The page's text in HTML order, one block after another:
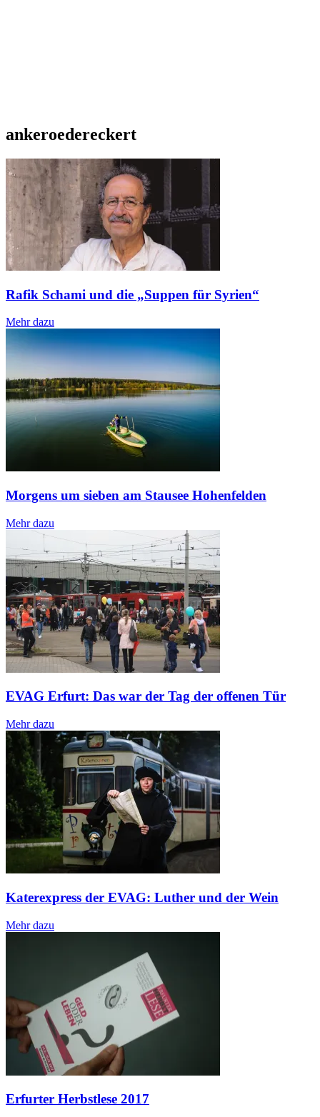
ankeroedereckert
Rafik Schami und die „Suppen für Syrien“
Mehr dazu
Morgens um sieben am Stausee Hohenfelden
Mehr dazu
EVAG Erfurt: Das war der Tag der offenen Tür
Mehr dazu
Katerexpress der EVAG: Luther und der Wein
Mehr dazu
Erfurter Herbstlese 2017